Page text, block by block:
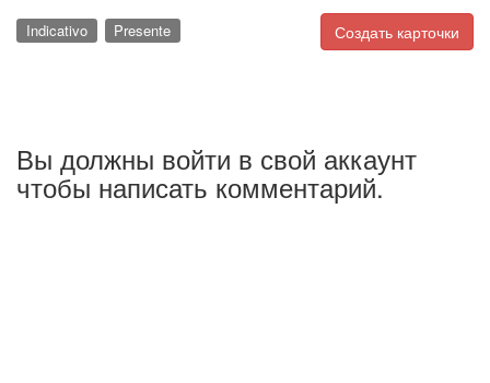
Создать карточки
Indicativo Presente
Вы должны войти в свой аккаунт
чтобы написать комментарий.